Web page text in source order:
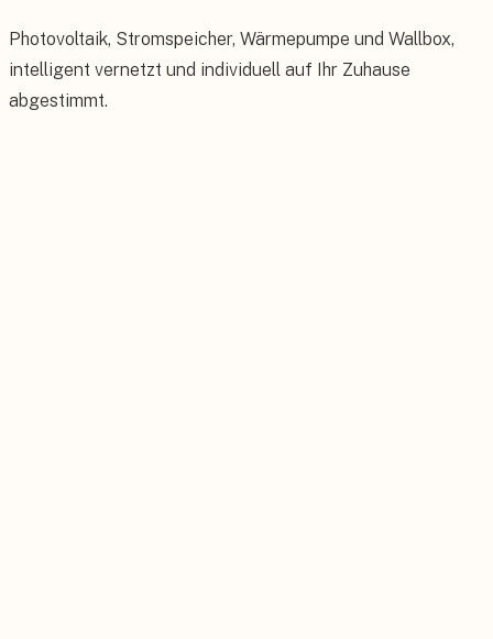
Photovoltaik, Stromspeicher, Wärmepumpe und Wallbox,
intelligent vernetzt und individuell auf Ihr Zuhause
abgestimmt.